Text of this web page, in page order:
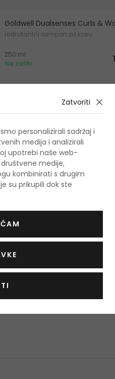
Goldwell Dualsenses Curls &
Hidratantni šampon za kosu
250 ml
Na zalihi
Goldwell Dualsenses Scalp
Scalp Rebalance & Hydrate Fluid
150 ml
Zatvoriti
personalizirali sadržaj i
medija i analizirali
upotrebi naše web-
medije,
kombinirati s drugim
su prikupili dok ste